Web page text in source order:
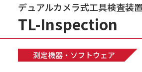
デュアルカメラ式工具検査装置
TL-Inspection
測定機器・ソフトウェア